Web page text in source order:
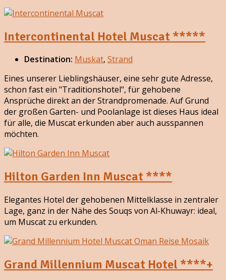
Intercontinental Hotel Muscat *****
Destination: Muskat, Strand
Eines unserer Lieblingshäuser, eine sehr gute Adresse,
schon fast ein "Traditionshotel", für gehobene
Ansprüche direkt an der Strandpromenade. Auf Grund
der großen Garten- und Poolanlage ist dieses Haus ideal
für alle, die Muscat erkunden aber auch ausspannen
möchten.
Hilton Garden Inn Muscat ****
Elegantes Hotel der gehobenen Mittelklasse in zentraler
Lage, ganz in der Nähe des Souqs von Al-Khuwayr: ideal,
um Muscat zu erkunden.
Grand Millennium Muscat Hotel ****+